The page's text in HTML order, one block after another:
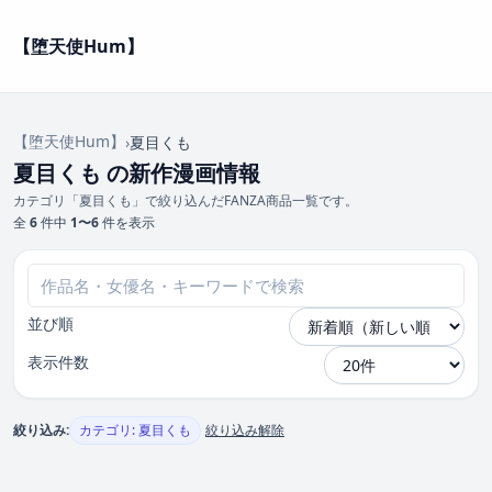
【堕天使Hum】
【堕天使Hum】 ›夏目くも
夏目くも の新作漫画情報
カテゴリ「夏目くも」で絞り込んだFANZA商品一覧です。
全 6件中 1〜6件を表示
並び順
表示件数
絞り込み: カテゴリ: 夏目くも 絞り込み解除